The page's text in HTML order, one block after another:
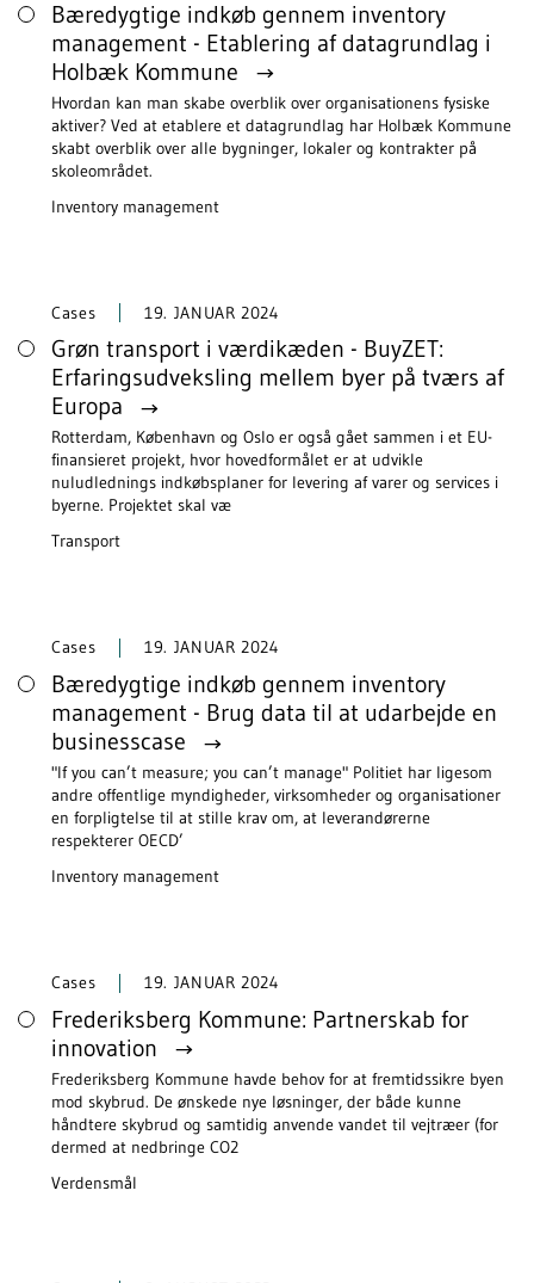
Bæredygtige indkøb gennem inventory
management - Etablering af datagrundlag i
Holbæk Kommune
Hvordan kan man skabe overblik over organisationens fysiske
aktiver? Ved at etablere et datagrundlag har Holbæk Kommune
skabt overblik over alle bygninger, lokaler og kontrakter på
skoleområdet.
Inventory management
Cases 19. JANUAR 2024
Grøn transport i værdikæden - BuyZET:
Erfaringsudveksling mellem byer på tværs af
Europa
Rotterdam, København og Oslo er også gået sammen i et EU-
finansieret projekt, hvor hovedformålet er at udvikle
nuludlednings indkøbsplaner for levering af varer og services i
byerne. Projektet skal væ
Transport
Cases 19. JANUAR 2024
Bæredygtige indkøb gennem inventory
management - Brug data til at udarbejde en
businesscase
"If you can’t measure; you can’t manage" Politiet har ligesom
andre offentlige myndigheder, virksomheder og organisationer
en forpligtelse til at stille krav om, at leverandørerne
respekterer OECD’
Inventory management
Cases 19. JANUAR 2024
Frederiksberg Kommune: Partnerskab for
innovation
Frederiksberg Kommune havde behov for at fremtidssikre byen
mod skybrud. De ønskede nye løsninger, der både kunne
håndtere skybrud og samtidig anvende vandet til vejtræer (for
dermed at nedbringe CO2
Verdensmål